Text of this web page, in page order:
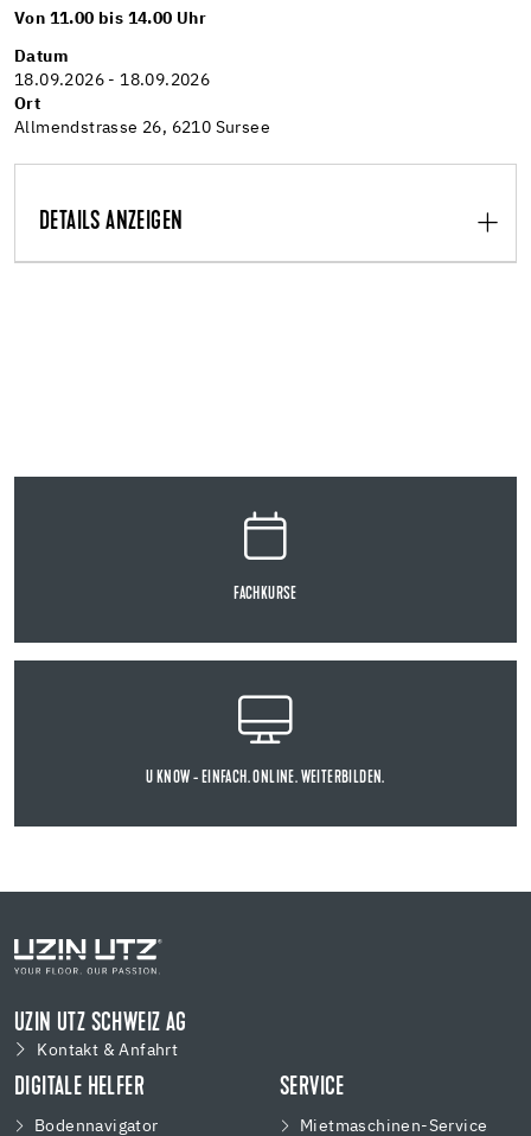
Von 11.00 bis 14.00 Uhr
Datum
18.09.2026 - 18.09.2026
Ort
Allmendstrasse 26, 6210 Sursee
DETAILS ANZEIGEN
FACHKURSE
U KNOW - EINFACH. ONLINE. WEITERBILDEN.
UZIN UTZ SCHWEIZ AG
Kontakt & Anfahrt
DIGITALE HELFER
Bodennavigator
SERVICE
Mietmaschinen-Service